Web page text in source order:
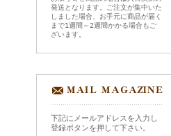
発送となります。ご注文が集中いた
しました場合、お手元に商品が届く
まで1週間～2週間かかる場合もご
ざいます。
下記にメールアドレスを入力し
登録ボタンを押して下さい。